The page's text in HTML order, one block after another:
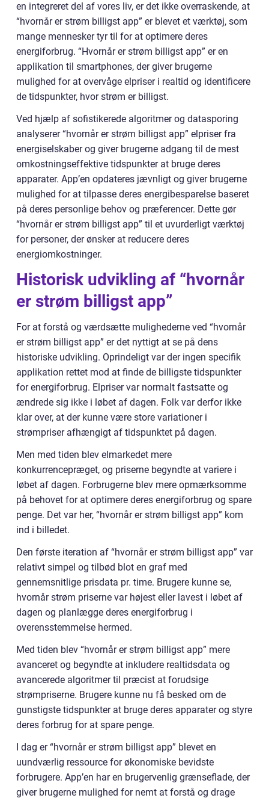
en integreret del af vores liv, er det ikke overraskende, at
“hvornår er strøm billigst app” er blevet et værktøj, som
mange mennesker tyr til for at optimere deres
energiforbrug. “Hvornår er strøm billigst app” er en
applikation til smartphones, der giver brugerne
mulighed for at overvåge elpriser i realtid og identificere
de tidspunkter, hvor strøm er billigst.
Ved hjælp af sofistikerede algoritmer og datasporing
analyserer “hvornår er strøm billigst app” elpriser fra
energiselskaber og giver brugerne adgang til de mest
omkostningseffektive tidspunkter at bruge deres
apparater. App’en opdateres jævnligt og giver brugerne
mulighed for at tilpasse deres energibesparelse baseret
på deres personlige behov og præferencer. Dette gør
“hvornår er strøm billigst app” til et uvurderligt værktøj
for personer, der ønsker at reducere deres
energiomkostninger.
Historisk udvikling af “hvornår
er strøm billigst app”
For at forstå og værdsætte mulighederne ved “hvornår
er strøm billigst app” er det nyttigt at se på dens
historiske udvikling. Oprindeligt var der ingen specifik
applikation rettet mod at finde de billigste tidspunkter
for energiforbrug. Elpriser var normalt fastsatte og
ændrede sig ikke i løbet af dagen. Folk var derfor ikke
klar over, at der kunne være store variationer i
strømpriser afhængigt af tidspunktet på dagen.
Men med tiden blev elmarkedet mere
konkurrencepræget, og priserne begyndte at variere i
løbet af dagen. Forbrugerne blev mere opmærksomme
på behovet for at optimere deres energiforbrug og spare
penge. Det var her, “hvornår er strøm billigst app” kom
ind i billedet.
Den første iteration af “hvornår er strøm billigst app” var
relativt simpel og tilbød blot en graf med
gennemsnitlige prisdata pr. time. Brugere kunne se,
hvornår strøm priserne var højest eller lavest i løbet af
dagen og planlægge deres energiforbrug i
overensstemmelse hermed.
Med tiden blev “hvornår er strøm billigst app” mere
avanceret og begyndte at inkludere realtidsdata og
avancerede algoritmer til præcist at forudsige
strømpriserne. Brugere kunne nu få besked om de
gunstigste tidspunkter at bruge deres apparater og styre
deres forbrug for at spare penge.
I dag er “hvornår er strøm billigst app” blevet en
uundværlig ressource for økonomiske bevidste
forbrugere. App’en har en brugervenlig grænseflade, der
giver brugerne mulighed for nemt at forstå og drage